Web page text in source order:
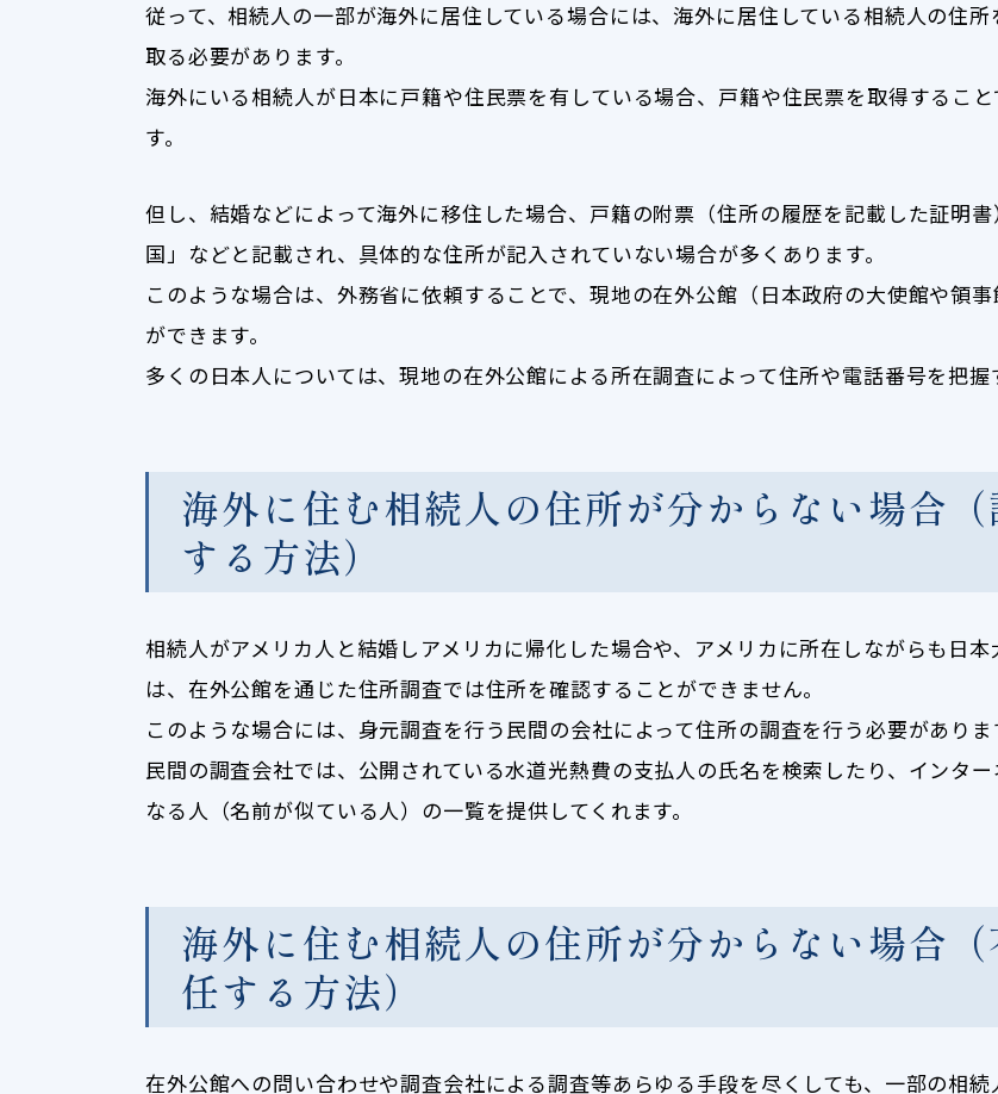
従って、相続人の一部が海外に居住している場合には、海外に居住している相続人の住
取る必要があります。
海外にいる相続人が日本に戸籍や住民票を有している場合、戸籍や住民票を取得するこ
す。
但し、結婚などによって海外に移住した場合、戸籍の附票（住所の履歴を記載した証明
国」などと記載され、具体的な住所が記入されていない場合が多くあります。
このような場合は、外務省に依頼することで、現地の在外公館（日本政府の大使館や領
ができます。
多くの日本人については、現地の在外公館による所在調査によって住所や電話番号を把握
海外に住む相続人の住所が分からない場合
する方法）
相続人がアメリカ人と結婚しアメリカに帰化した場合や、アメリカに所在しながらも日
は、在外公館を通じた住所調査では住所を確認することができません。
このような場合には、身元調査を行う民間の会社によって住所の調査を行う必要がありま
民間の調査会社では、公開されている水道光熱費の支払人の氏名を検索したり、インタ
なる人（名前が似ている人）の一覧を提供してくれます。
海外に住む相続人の住所が分からない場合
任する方法）
在外公館への問い合わせや調査会社による調査等あらゆる手段を尽くしても、一部の相続